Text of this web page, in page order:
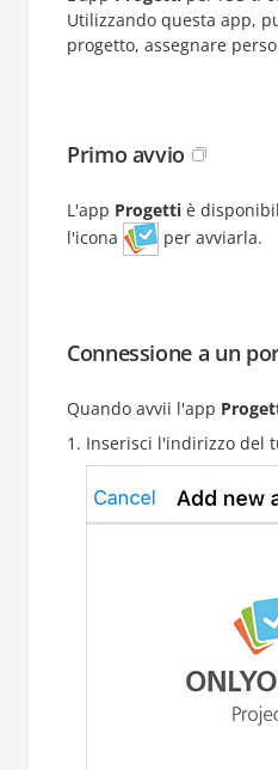
Utilizzando questa app,
progetto, assegnare
Primo avvio
L'app Progetti è
l'icona
per avviarla.
Connessione a un
Quando avvii l'app
Inserisci l'indirizzo del